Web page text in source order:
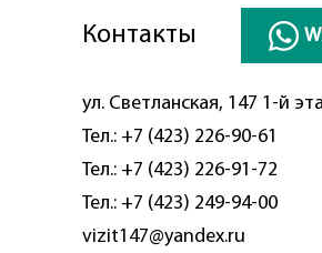
Контакты
ул. Светланская, 147 1-й
Тел.: +7 (423) 226-90-61
Тел.: +7 (423) 226-91-72
Тел.: +7 (423) 249-94-00
vizit147@yandex.ru